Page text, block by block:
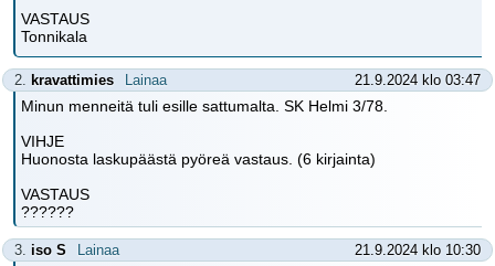
VASTAUS
Tonnikala
2. kravattimies Lainaa 21.9.2024 klo 03:47
Minun menneitä tuli esille sattumalta. SK Helmi 3/78.
VIHJE
Huonosta laskupäästä pyöreä vastaus. (6 kirjainta)
VASTAUS
??????
3. iso S Lainaa 21.9.2024 klo 10:30